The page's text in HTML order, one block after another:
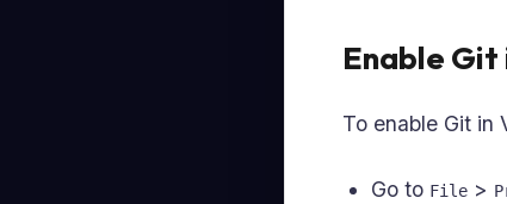
Enable Git
To enable Git in
Go to File >